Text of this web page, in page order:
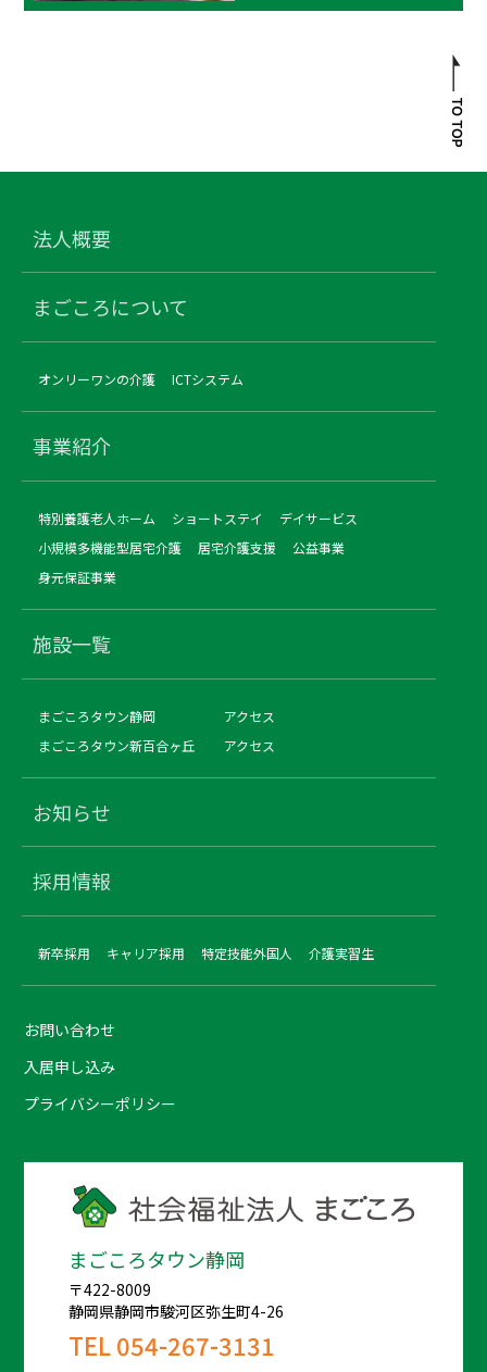
法人概要
まごころについて
オンリーワンの介護 ICTシステム
事業紹介
特別養護老人ホーム ショートステイ
デイサービス
小規模多機能型居宅介護
居宅介護支援
公益事業
身元保証事業
施設一覧
まごころタウン静岡
アクセス
まごころタウン新百合ヶ丘
アクセス
お知らせ
採用情報
新卒採用 キャリア採用 特定技能外国人 介護実習生
お問い合わせ
入居申し込み
プライバシーポリシー
まごころタウン静岡
〒422-8009
静岡県静岡市駿河区弥生町4-26
TEL054-267-3131